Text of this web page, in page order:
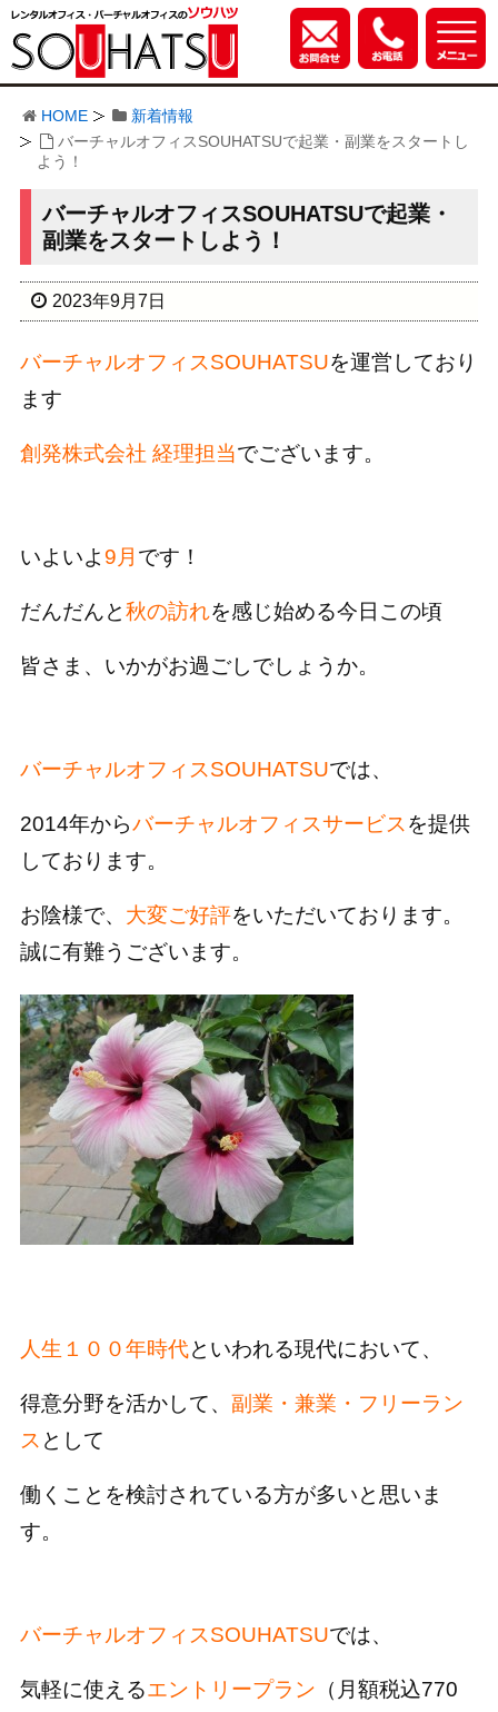
HOME
新着情報
バーチャルオフィスSOUHATSUで起業・副業をスタートし
よう！
バーチャルオフィスSOUHATSUで起業・
副業をスタートしよう！
2023年9月7日
バーチャルオフィスSOUHATSUを運営しており
ます
創発株式会社 経理担当でございます。
いよいよ 9月 です！
だんだんと秋の訪れを感じ始める今日この頃
皆さま、いかがお過ごしでしょうか。
バーチャルオフィスSOUHATSUでは、
2014年からバーチャルオフィスサービス を提供
しております。
お陰様で、 大変ご好評をいただいております。
誠に有難うございます。
人生１００年時代といわれる現代において、
得意分野を活かして、 副業・兼業・フリーラン
ス として
働くことを検討されている方が多いと思いま
す。
バーチャルオフィスSOUHATSUでは、
気軽に使えるエントリープラン （月額税込770